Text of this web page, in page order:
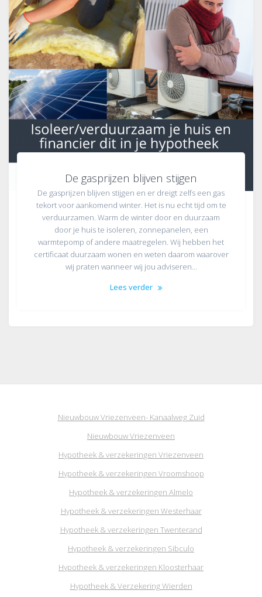
De gasprijzen blijven stijgen
De gasprijzen blijven stijgen en er dreigt zelfs een gas
tekort voor aankomend winter. Het is nu echt tijd om te
verduurzamen. Warm de winter door en duurzaam
door je huis te isoleren, zonnepanelen, een
warmtepomp of andere maatregelen. Wij hebben het
certificaat duurzaam wonen en weten daarom waarover
wij praten wanneer wij jou adviseren…
Lees verder
Nieuwbouw Vriezenveen- Kanaalweg Zuid
Nieuwbouw Vriezenveen
Hypotheek & verzekeringen Vriezenveen
Hypotheek & verzekeringen Vroomshoop
Hypotheek & verzekeringen Almelo
Hypotheek & verzekeringen Westerhaar
Hypotheek & verzekeringen Twenterand
Hypotheek & verzekeringen Sibculo
Hypotheek & verzekeringen Kloosterhaar
Hypotheek & Verzekering Wierden